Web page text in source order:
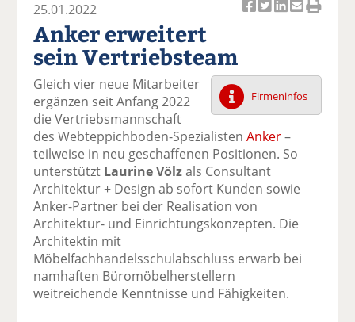
el
a
uf
F
ac
e
b
o
o
k
il
e
n
el
t
wi
tt
er
n
el
a
uf
n
k
di
n
te
il
e
el
p
er
m
ai
l
v
er
se
d
el
D
ru
25.01.2022
Anker erweitert
sein Vertriebsteam
Firmeninfos
Gleich vier neue Mitarbeiter
ergänzen seit Anfang 2022
die Vertriebsmannschaft
des Webteppichboden-SpezialistenAnker–
teilweise in neu geschaffenen Positionen. So
unterstützt Laurine Völzals Consultant
Architektur + Design ab sofort Kunden sowie
Anker-Partner bei der Realisation von
Architektur- und Einrichtungskonzepten. Die
Architektin mit
Möbelfachhandelsschulabschluss erwarb bei
namhaften Büromöbelherstellern
weitreichende Kenntnisse und Fähigkeiten.